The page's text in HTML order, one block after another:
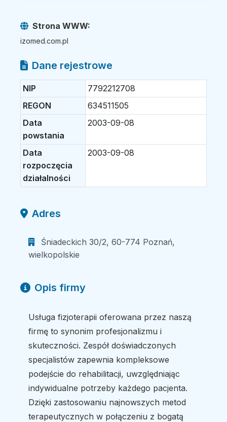
Strona WWW:
izomed.com.pl
Dane rejestrowe
NIP
7792212708
REGON
634511505
Data
powstania
2003-09-08
Data
rozpoczęcia
działalności
2003-09-08
Adres
Śniadeckich 30/2, 60-774 Poznań,
wielkopolskie
Opis firmy
Usługa fizjoterapii oferowana przez naszą
firmę to synonim profesjonalizmu i
skuteczności. Zespół doświadczonych
specjalistów zapewnia kompleksowe
podejście do rehabilitacji, uwzględniając
indywidualne potrzeby każdego pacjenta.
Dzięki zastosowaniu najnowszych metod
terapeutycznych w połączeniu z bogatą